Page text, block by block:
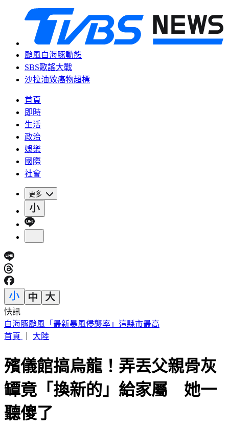
颱風白海豚動態
SBS歌謠大戰
沙拉油致癌物超標
首頁
即時
生活
政治
娛樂
國際
社會
更多
快訊
任天堂財報亮眼！Switch 2銷量暴跌34% 九月調漲售價
首頁
大陸
殯儀館搞烏龍！弄丟父親骨灰
罈竟「換新的」給家屬 她一
聽傻了